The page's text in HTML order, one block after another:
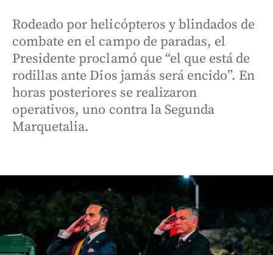
Rodeado por helicópteros y blindados de
combate en el campo de paradas, el
Presidente proclamó que “el que está de
rodillas ante Dios jamás será encido”. En
horas posteriores se realizaron
operativos, uno contra la Segunda
Marquetalia.